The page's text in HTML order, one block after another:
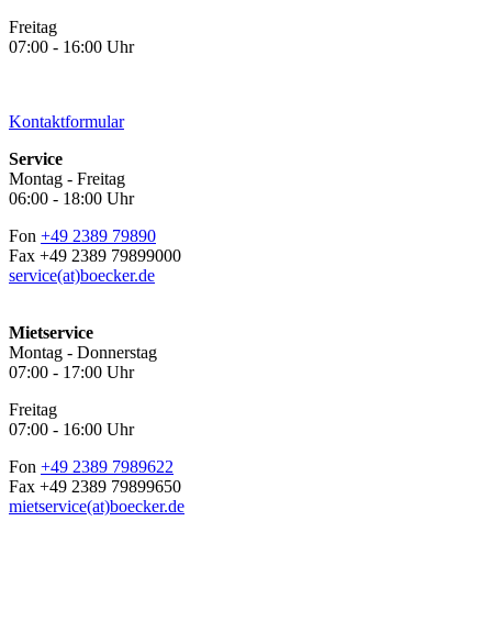
Freitag
07:00 - 16:00 Uhr
Kontaktformular
Service
Montag - Freitag
06:00 - 18:00 Uhr
Fon +49 2389 79890
Fax +49 2389 79899000
service(at)boecker.de
Mietservice
Montag - Donnerstag
07:00 - 17:00 Uhr
Freitag
07:00 - 16:00 Uhr
Fon +49 2389 7989622
Fax +49 2389 79899650
mietservice(at)boecker.de